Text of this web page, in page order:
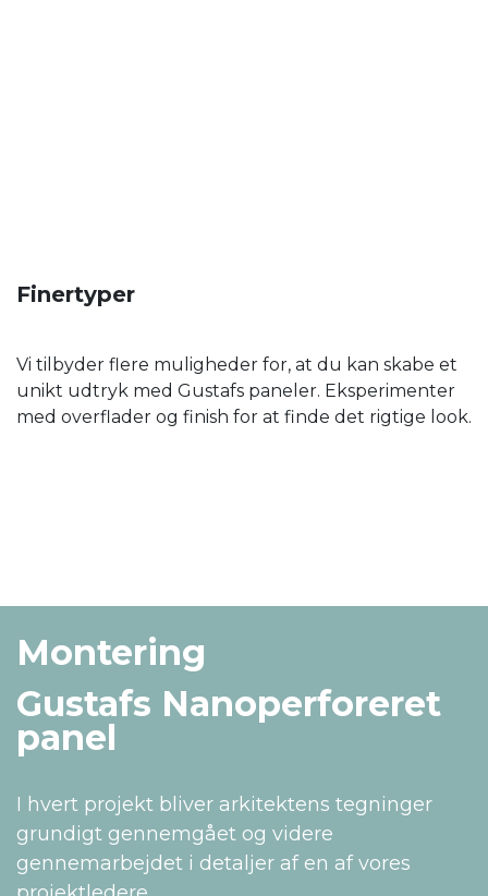
Finertyper
Vi tilbyder flere muligheder for, at du kan skabe et
unikt udtryk med Gustafs paneler. Eksperimenter
med overflader og finish for at finde det rigtige look.
Montering
Gustafs Nanoperforeret
panel
I hvert projekt bliver arkitektens tegninger
grundigt gennemgået og videre
gennemarbejdet i detaljer af en af vores